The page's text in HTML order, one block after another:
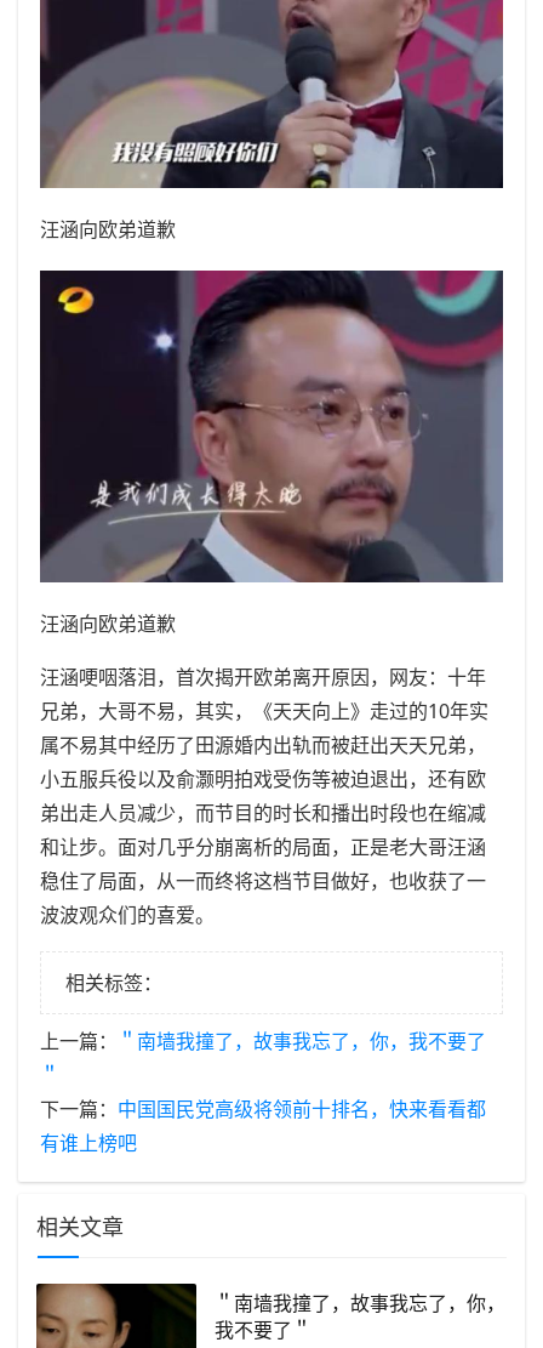
汪涵向欧弟道歉
汪涵向欧弟道歉
汪涵哽咽落泪，首次揭开欧弟离开原因，网友：十年
兄弟，大哥不易，其实，《天天向上》走过的10年实
属不易其中经历了田源婚内出轨而被赶出天天兄弟，
小五服兵役以及俞灏明拍戏受伤等被迫退出，还有欧
弟出走人员减少，而节目的时长和播出时段也在缩减
和让步。面对几乎分崩离析的局面，正是老大哥汪涵
稳住了局面，从一而终将这档节目做好，也收获了一
波波观众们的喜爱。
相关标签：
上一篇：
​＂南墙我撞了，故事我忘了，你，我不要了
＂
下一篇： ​中国国民党高级将领前十排名，快来看看都
有谁上榜吧
相关文章
​＂南墙我撞了，故事我忘了，你，
我不要了＂